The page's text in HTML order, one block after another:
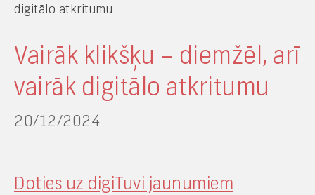
digitālo atkritumu
Vairāk klikšķu – diemžēl, arī
vairāk digitālo atkritumu
20/12/2024
Doties uz digiTuvi jaunumiem